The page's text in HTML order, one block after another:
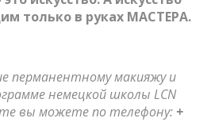
только в руках МАСТЕРА.
перманентному макияжу и
немецкой школы LCN
вы можете по телефону: +